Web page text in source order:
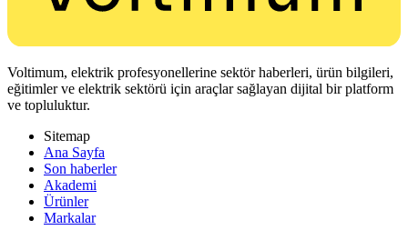
Voltimum, elektrik profesyonellerine sektör haberleri, ürün bilgileri,
eğitimler ve elektrik sektörü için araçlar sağlayan dijital bir platform
ve topluluktur.
Sitemap
Ana Sayfa
Son haberler
Akademi
Ürünler
Markalar